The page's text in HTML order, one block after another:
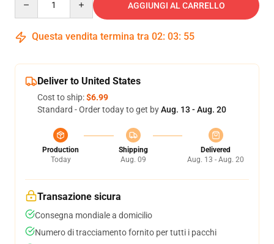
AGGIUNGI AL CARRELLO
Questa vendita termina tra 02: 03: 54
Deliver to United States
Cost to ship:$6.99
Standard - Order today to get byAug. 13 - Aug. 20
Production
Today
Shipping
Aug. 09
Delivered
Aug. 13 - Aug. 20
Transazione sicura
Consegna mondiale a domicilio
Numero di tracciamento fornito per tutti i pacchi